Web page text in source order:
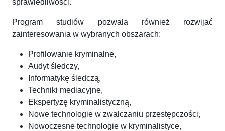
sprawiedliwości.
Program studiów pozwala również rozwijać
zainteresowania w wybranych obszarach:
Profilowanie kryminalne,
Audyt śledczy,
Informatykę śledczą,
Techniki mediacyjne,
Ekspertyzę kryminalistyczną,
Nowe technologie w zwalczaniu przestępczości,
Nowoczesne technologie w kryminalistyce,